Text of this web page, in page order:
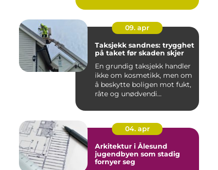
09. apr
Taksjekk sandnes: trygghet
på taket før skaden skjer
En grundig taksjekk handler
ikke om kosmetikk, men om
å beskytte boligen mot fukt,
råte og unødvendi...
04. apr
Arkitektur i Ålesund
jugendbyen som stadig
fornyer seg